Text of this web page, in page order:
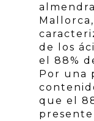
de los
el 88%
Por una
que el